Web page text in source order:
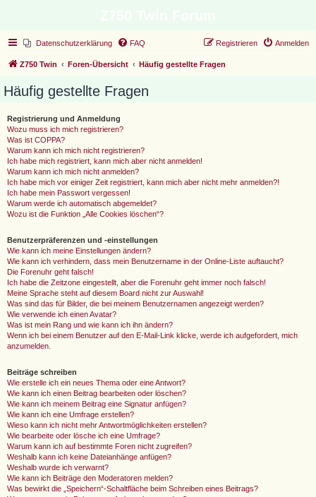
Datenschutzerklärung FAQ Anmelden
Registrieren
Z750 Twin Foren-Übersicht Häufig gestellte Fragen
Häufig gestellte Fragen
Registrierung und Anmeldung
Wozu muss ich mich registrieren?
Was ist COPPA?
Warum kann ich mich nicht registrieren?
Ich habe mich registriert, kann mich aber nicht anmelden!
Warum kann ich mich nicht anmelden?
Ich habe mich vor einiger Zeit registriert, kann mich aber nicht mehr anmelden?!
Ich habe mein Passwort vergessen!
Warum werde ich automatisch abgemeldet?
Wozu ist die Funktion „Alle Cookies löschen“?
Benutzerpräferenzen und -einstellungen
Wie kann ich meine Einstellungen ändern?
Wie kann ich verhindern, dass mein Benutzername in der Online-Liste auftaucht?
Die Forenuhr geht falsch!
Ich habe die Zeitzone eingestellt, aber die Forenuhr geht immer noch falsch!
Meine Sprache steht auf diesem Board nicht zur Auswahl!
Was sind das für Bilder, die bei meinem Benutzernamen angezeigt werden?
Wie verwende ich einen Avatar?
Was ist mein Rang und wie kann ich ihn ändern?
Wenn ich bei einem Benutzer auf den E-Mail-Link klicke, werde ich aufgefordert, mich
anzumelden.
Beiträge schreiben
Wie erstelle ich ein neues Thema oder eine Antwort?
Wie kann ich einen Beitrag bearbeiten oder löschen?
Wie kann ich meinem Beitrag eine Signatur anfügen?
Wie kann ich eine Umfrage erstellen?
Wieso kann ich nicht mehr Antwortmöglichkeiten erstellen?
Wie bearbeite oder lösche ich eine Umfrage?
Warum kann ich auf bestimmte Foren nicht zugreifen?
Weshalb kann ich keine Dateianhänge anfügen?
Weshalb wurde ich verwarnt?
Wie kann ich Beiträge den Moderatoren melden?
Was bewirkt die „Speichern“-Schaltfläche beim Schreiben eines Beitrags?